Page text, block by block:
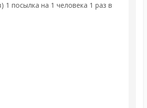
1 посылка на 1 человека 1 раз в